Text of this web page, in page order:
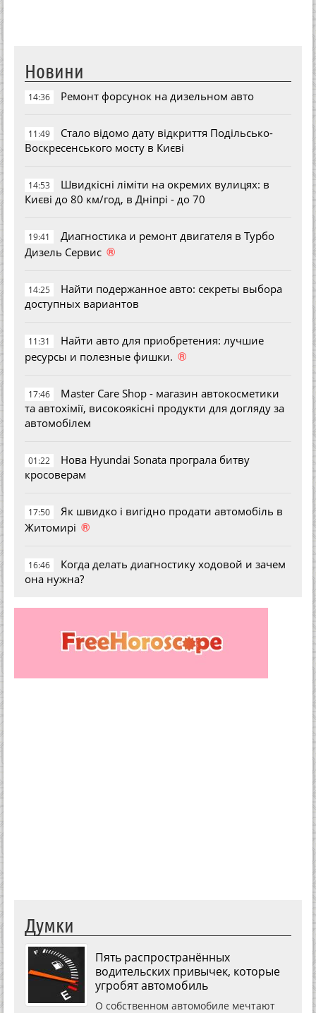
Новини
14:36 Ремонт форсунок на дизельном авто
11:49
Стало відомо дату відкриття Подільсько-
Воскресенського мосту в Києві
14:53
Швидкісні ліміти на окремих вулицях: в
Києві до 80 км/год, в Дніпрі - до 70
19:41
Диагностика и ремонт двигателя в Турбо
Дизель Сервис ®
14:25
Найти подержанное авто: секреты выбора
доступных вариантов
11:31
Найти авто для приобретения: лучшие
ресурсы и полезные фишки. ®
17:46
Master Care Shop - магазин автокосметики
та автохімії, високоякісні продукти для догляду за
автомобілем
01:22
Нова Hyundai Sonata програла битву
кросоверам
17:50
Як швидко і вигідно продати автомобіль в
Житомирі ®
16:46
Когда делать диагностику ходовой и зачем
она нужна?
Думки
Пять распространённых
водительских привычек, которые
угробят автомобиль
О собственном автомобиле мечтают